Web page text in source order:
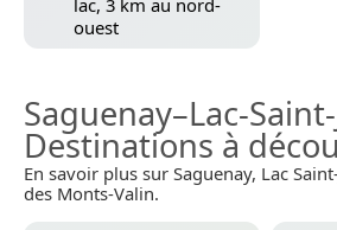
ouest
Saguenay–Lac-
Destinations à
En savoir plus sur Saguenay, Lac
des Monts-Valin.